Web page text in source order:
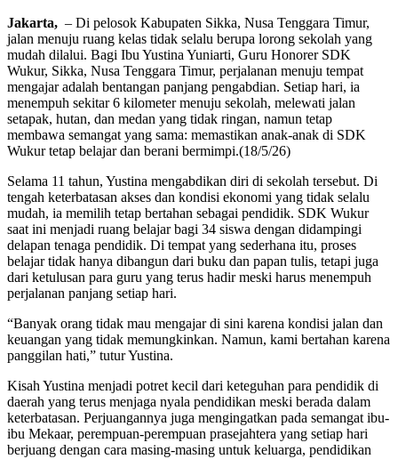
Jakarta, – Di pelosok Kabupaten Sikka, Nusa Tenggara Timur,
jalan menuju ruang kelas tidak selalu berupa lorong sekolah yang
mudah dilalui. Bagi Ibu Yustina Yuniarti, Guru Honorer SDK
Wukur, Sikka, Nusa Tenggara Timur, perjalanan menuju tempat
mengajar adalah bentangan panjang pengabdian. Setiap hari, ia
menempuh sekitar 6 kilometer menuju sekolah, melewati jalan
setapak, hutan, dan medan yang tidak ringan, namun tetap
membawa semangat yang sama: memastikan anak-anak di SDK
Wukur tetap belajar dan berani bermimpi.(18/5/26)
Selama 11 tahun, Yustina mengabdikan diri di sekolah tersebut. Di
tengah keterbatasan akses dan kondisi ekonomi yang tidak selalu
mudah, ia memilih tetap bertahan sebagai pendidik. SDK Wukur
saat ini menjadi ruang belajar bagi 34 siswa dengan didampingi
delapan tenaga pendidik. Di tempat yang sederhana itu, proses
belajar tidak hanya dibangun dari buku dan papan tulis, tetapi juga
dari ketulusan para guru yang terus hadir meski harus menempuh
perjalanan panjang setiap hari.
“Banyak orang tidak mau mengajar di sini karena kondisi jalan dan
keuangan yang tidak memungkinkan. Namun, kami bertahan karena
panggilan hati,” tutur Yustina.
Kisah Yustina menjadi potret kecil dari keteguhan para pendidik di
daerah yang terus menjaga nyala pendidikan meski berada dalam
keterbatasan. Perjuangannya juga mengingatkan pada semangat ibu-
ibu Mekaar, perempuan-perempuan prasejahtera yang setiap hari
berjuang dengan cara masing-masing untuk keluarga, pendidikan